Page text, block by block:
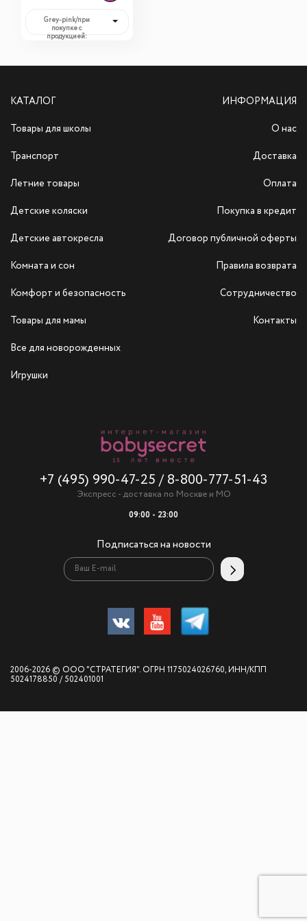
детского питания
Boite Doseuse (4
штуки)
Grey-pink/при
покупке с
продукцией:
КАТАЛОГ
Товары для школы
Транспорт
Летние товары
Детские коляски
Детские автокресла
Комната и сон
Комфорт и безопасность
Товары для мамы
Все для новорожденных
Игрушки
+7 (495) 990-47-25 / 8-800-777-51-43
Экспресс - доставка по Москве и МО
09:00 - 23:00
Подписаться на новости
ИНФОРМАЦИЯ
О нас
Доставка
Оплата
Покупка в кредит
Договор публичной оферты
Правила возврата
Сотрудничество
Контакты
2006-2026 © ООО "СТРАТЕГИЯ". ОГРН 1175024026760, ИНН/КПП
5024178850 / 502401001